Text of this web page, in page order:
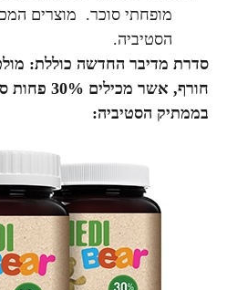
מופחתי סוכר. מוצרים
הסטיביה.
חורף, אשר
בממתיק הסטיביה: